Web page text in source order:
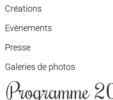
Créations
Evènements
Presse
Galeries de photos
Programme